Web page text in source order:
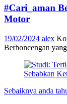
#Cari_aman
Motor
19/02/2024 alex
Berboncengan
Sebaiknya anda